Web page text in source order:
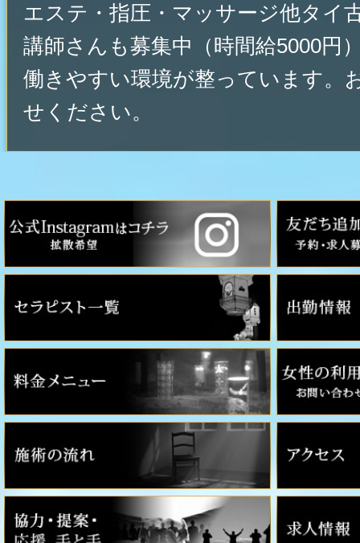
エステ・指圧・マッサージ他タイ
講師さんも募集中（時間給5000円
働きやすい環境が整っています。
せください。